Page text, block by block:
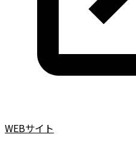
WEBサイト